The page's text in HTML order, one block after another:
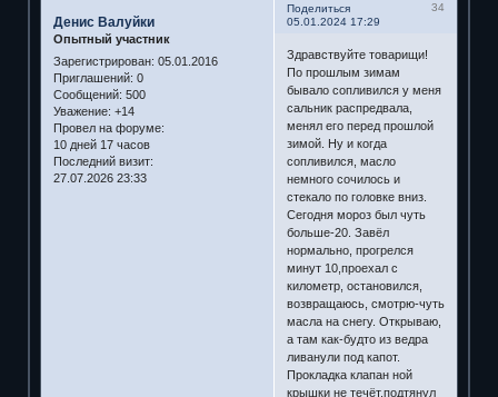
Поделиться
34
05.01.2024 17:29
Денис Валуйки
Опытный участник
Зарегистрирован: 05.01.2016
Приглашений: 0
Сообщений: 500
Уважение: +14
Провел на форуме:
10 дней 17 часов
Последний визит:
27.07.2026 23:33
Здравствуйте товарищи!
По прошлым зимам
бывало сопливился у меня
сальник распредвала,
менял его перед прошлой
зимой. Ну и когда
сопливился, масло
немного сочилось и
стекало по головке вниз.
Сегодня мороз был чуть
больше-20. Завёл
нормально, прогрелся
минут 10,проехал с
километр, остановился,
возвращаюсь, смотрю-чуть
масла на снегу. Открываю,
а там как-будто из ведра
ливанули под капот.
Прокладка клапан ной
крышки не течёт,подтянул